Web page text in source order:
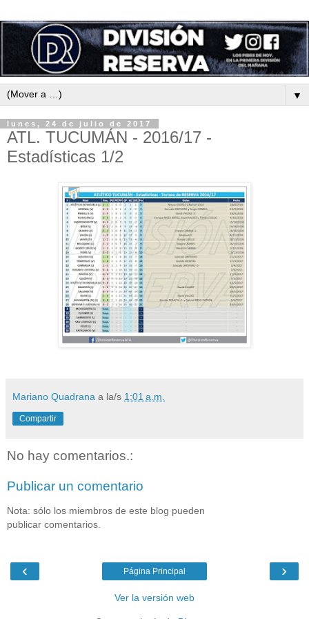
▼
lunes, 24 de julio de 2017
ATL. TUCUMÁN - 2016/17 -
Estadísticas 1/2
Mariano Quadrana a la/s 1:01 a.m.
Compartir
No hay comentarios.:
Publicar un comentario
Nota: sólo los miembros de este blog pueden
publicar comentarios.
‹ ›
Página Principal
Ver la versión web